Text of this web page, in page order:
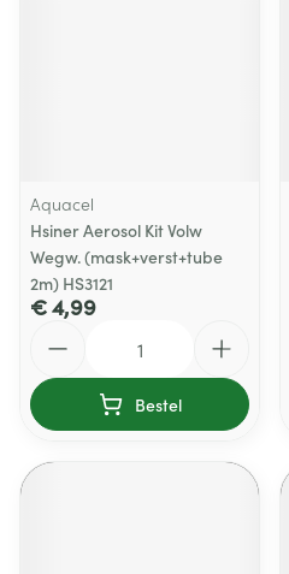
Aquacel
Hsiner Aerosol Kit Volw
Wegw. (mask+verst+tube
2m) HS3121
€ 4,99
Bestel